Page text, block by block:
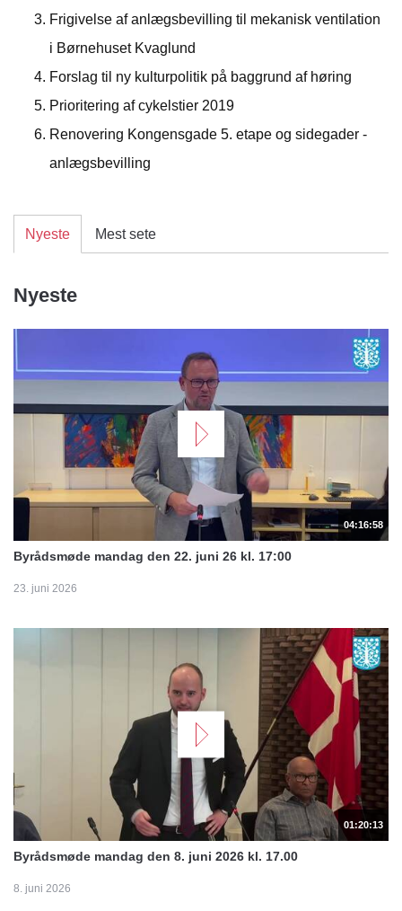
Frigivelse af anlægsbevilling til mekanisk ventilation
i Børnehuset Kvaglund
Forslag til ny kulturpolitik på baggrund af høring
Prioritering af cykelstier 2019
Renovering Kongensgade 5. etape og sidegader -
anlægsbevilling
Nyeste Mest sete
Nyeste
04:16:58
Byrådsmøde mandag den 22. juni 26 kl. 17:00
23. juni 2026
01:20:13
Byrådsmøde mandag den 8. juni 2026 kl. 17.00
8. juni 2026